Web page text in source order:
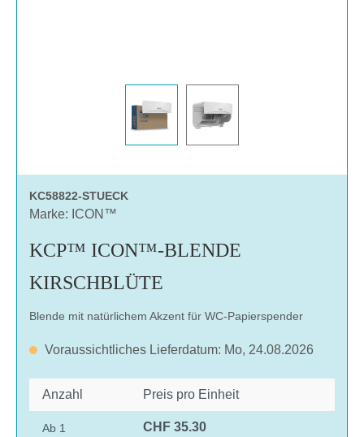
KC58822-STUECK
Marke: ICON™
KCP™ ICON™-BLENDE
KIRSCHBLÜTE
Blende mit natürlichem Akzent für WC-Papierspender
Voraussichtliches Lieferdatum: Mo, 24.08.2026
Anzahl Preis pro Einheit
Ab 1 CHF 35.30